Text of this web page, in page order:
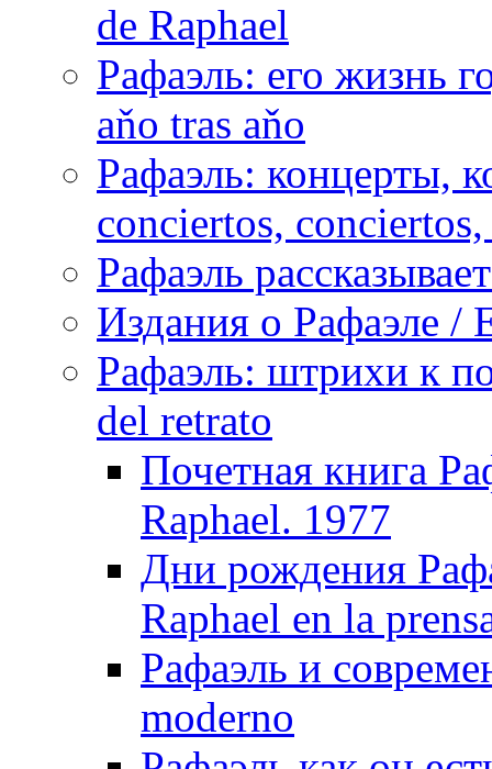
de Raphael
Рафаэль: его жизнь
aňo tras aňo
Рафаэль: концерты,
conciertos,
Рафаэль
Издания о Рафаэле /
Рафаэль: штрихи к
del retrato
Почетная книга
Raphael. 1977
Дни рождения
Raphael en la
Рафаэль и
moderno